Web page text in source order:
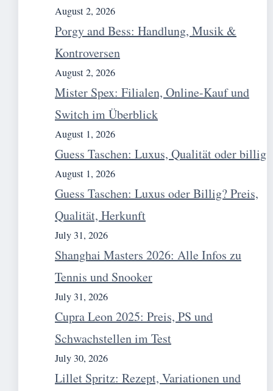
August 2, 2026
Porgy and Bess: Handlung, Musik &
Kontroversen
August 2, 2026
Mister Spex: Filialen, Online-Kauf und
Switch im Überblick
August 1, 2026
Guess Taschen: Luxus, Qualität oder billig
August 1, 2026
Guess Taschen: Luxus oder Billig? Preis,
Qualität, Herkunft
July 31, 2026
Shanghai Masters 2026: Alle Infos zu
Tennis und Snooker
July 31, 2026
Cupra Leon 2025: Preis, PS und
Schwachstellen im Test
July 30, 2026
Lillet Spritz: Rezept, Variationen und